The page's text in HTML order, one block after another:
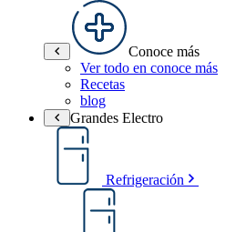
Conoce más
Ver todo en conoce más
Recetas
blog
Grandes Electro
Refrigeración